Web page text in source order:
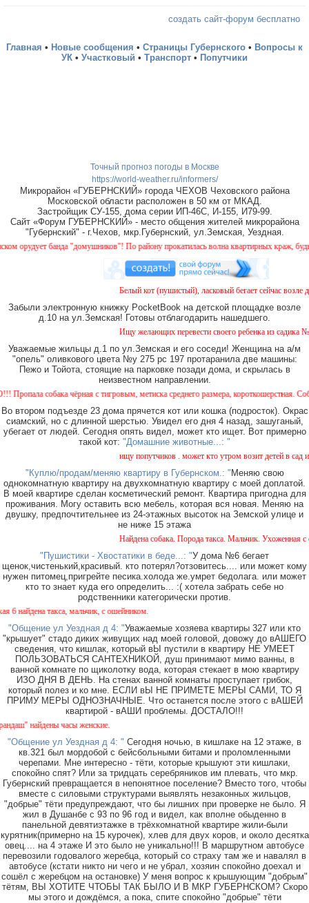
создать сайт-форум бесплатно
Главная • Новые сообщения • Страницы Губернского • Вопросы к
УК • Участковый • Транспорт • Попутчики
Точный прогноз погоды в Москве
https://world-weather.ru/informers/
Микрорайон «ГУБЕРНСКИЙ» города ЧЕХОВ Чеховского района
Московской области расположен в 50 км от МКАД.
Застройщик СУ-155, дома серии ИП-46С, И-155, И79-99.
Сайт «Форум ГУБЕРНСКИЙ» - место общения жителей микрорайона
"Губернский" - г.Чехов, мкр.Губернский, ул.Земская, Уездная.
банда "домушников"! По району прокатилась волна квартирных краж, будьте
Белый кот (пушистый), ласковый бегает сейчас возле
Забыли электронную книжку PocketBook на детской площадке возле
д.10 на ул.Земская! Готовы отблагодарить нашедшего.
Ищу желающих перевести своего ребенка из садика
Уважаемые жильцы д.1 по ул.Земская и его соседи! Женщина на а/м
"опель" оливкового цвета №у 275 рс 197 протаранила две машины:
Пежо и Тойота, стоящие на парковке позади дома, и скрылась в
неизвестном направлении.
собака чёрная с тигровым, метиска среднего размера, короткошерстная. Собака
Во втором подъезде 23 дома прячется кот или кошка (подросток). Окрас
сиамский, но с длинной шерстью. Увидел его дня 4 назад, зашуганый,
убегает от людей. Сегодня опять видел, может кто ищет. Вот примерно
такой кот: "Домашние животные...: "
ищу попутчиков . может кто утром возит детей в сад
"Куплю/продам/меняю квартиру в Губернском.: " Меняю свою
однокомнатную квартиру на двухкомнатную квартиру с моей доплатой.
В моей квартире сделан косметический ремонт. Квартира пригодна для
проживания. Могу оставить всю мебель, которая вся новая. Меняю на
двушку, предпочтительнее из 24-этажных высоток на Земской улице и
не ниже 15 этажа
Найдена собака. Порода такса. Мальчик. Ухоженная с
"Пушистики - Хвостатики в беде...: "У дома №6 бегает
щенок,чистенький,красивый. кто потерял?отзовитесь.... или может кому
нужен питомец,пригрейте песика.холода же.умрет бедолага. или может
кто то знает куда его определить... :( хотела забрать себе но
родственники категорически против.
такса, мальчик, с ошейником.
"Общение ул Уездная д 4: "Уважаемые хозяева квартиры 327 или кто
"крышует" стадо диких живущих над моей головой, довожу до вАШЕГО
сведения, что кишлак, который вЫ пустили в квартиру НЕ УМЕЕТ
ПОЛЬЗОВАТЬСЯ САНТЕХНИКОЙ, душ принимают мимо ванны, в
ванной комнате по щиколотку вода, которая стекает в мою квартиру
ИЗО ДНЯ В ДЕНЬ. На стенах ванной комнаты проступает грибок,
который полез и ко мне. ЕСЛИ вЫ НЕ ПРИМЕТЕ МЕРЫ САМИ, ТО Я
ПРИМУ МЕРЫ ОДНОЗНАЧНЫЕ. Что останется после этого с вАШЕЙ
квартирой - вАШИ проблемы. ДОСТАЛО!!!
найдены часы женские.
"Общение ул Уездная д 4: " Сегодня ночью, в кишлаке на 12 этаже, в
кв.321 был мордобой с бейсбольными битами и проломленными
черепами. Мне интересно - тёти, которые крышуют эти кишлаки,
спокойно спят? Или за тридцать серебряников им плевать, что мкр.
Губернский превращается в непонятное поселение? Вместо того, чтобы
вместе с силовыми структурами выявлять незаконных жильцов,
"добрые" тёти предупреждают, что бы лишних при проверке не было. Я
жил в Душанбе с 93 по 96 год и видел, как вполне обыденно в
панельной девятиэтажке в трёхкомнатной квартире жили-были
курятник(примерно на 15 курочек), хлев для двух коров, и около десятка
овец.... на 4 этаже И это было не уникально!!! В маршрутном автобусе
перевозили годовалого жеребца, который со страху там же и навалял в
автобусе (кстати никто ни чего и не убрал, хозяин спокойно доехал и
сошёл с жеребцом на остановке) У меня вопрос к крышующим "добрым"
тётям, ВЫ ХОТИТЕ ЧТОБЫ ТАК БЫЛО И В МКР ГУБЕРНСКОМ? Скоро
мы этого и дождёмся, а пока, спите спокойно "добрые" тёти